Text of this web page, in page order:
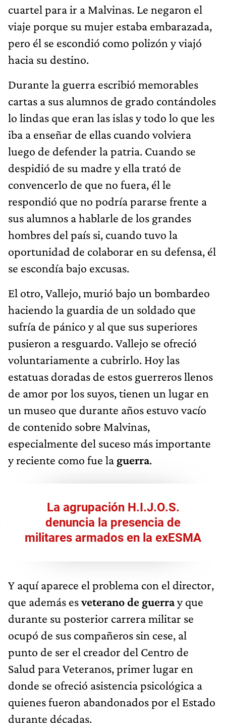
cuartel para ir a Malvinas. Le negaron el
viaje porque su mujer estaba embarazada,
pero él se escondió como polizón y viajó
hacia su destino.
Durante la guerra escribió memorables
cartas a sus alumnos de grado contándoles
lo lindas que eran las islas y todo lo que les
iba a enseñar de ellas cuando volviera
luego de defender la patria. Cuando se
despidió de su madre y ella trató de
convencerlo de que no fuera, él le
respondió que no podría pararse frente a
sus alumnos a hablarle de los grandes
hombres del país si, cuando tuvo la
oportunidad de colaborar en su defensa, él
se escondía bajo excusas.
El otro, Vallejo, murió bajo un bombardeo
haciendo la guardia de un soldado que
sufría de pánico y al que sus superiores
pusieron a resguardo. Vallejo se ofreció
voluntariamente a cubrirlo. Hoy las
estatuas doradas de estos guerreros llenos
de amor por los suyos, tienen un lugar en
un museo que durante años estuvo vacío
de contenido sobre Malvinas,
especialmente del suceso más importante
y reciente como fue la guerra.
La agrupación H.I.J.O.S.
denuncia la presencia de
militares armados en la exESMA
Y aquí aparece el problema con el director,
que además esveterano de guerray que
durante su posterior carrera militar se
ocupó de sus compañeros sin cese, al
punto de ser el creador del Centro de
Salud para Veteranos, primer lugar en
donde se ofreció asistencia psicológica a
quienes fueron abandonados por el Estado
durante décadas.